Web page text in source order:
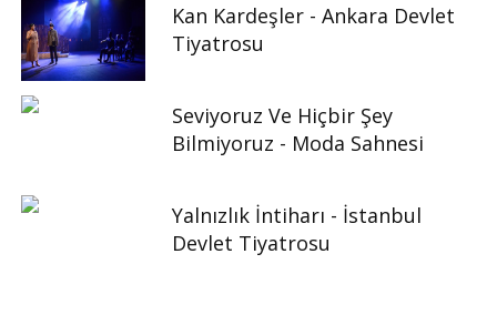
Kan Kardeşler - Ankara Devlet
Tiyatrosu
Seviyoruz Ve Hiçbir Şey
Bilmiyoruz - Moda Sahnesi
Yalnızlık İntiharı - İstanbul
Devlet Tiyatrosu